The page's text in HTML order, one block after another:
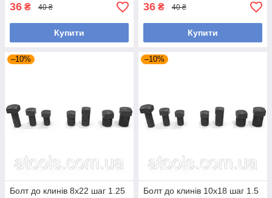
36 ₴ 40 ₴
Купити
36 ₴ 40 ₴
Купити
–10%
Болт до клинів 8x22 шаг 1.25
–10%
Болт до клинів 10x18 шаг 1.5